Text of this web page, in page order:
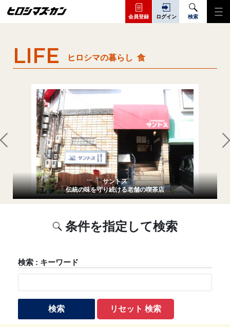
会員登録 ログイン 検索
LIFE ヒロシマの暮らし 食
サントス
伝統の味を守り続ける老舗の喫茶店
条件を指定して検索
検索 : キーワード
検索 リセット 検索